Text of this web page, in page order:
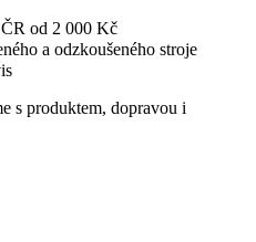
od 2 000 Kč
a odzkoušeného stroje
s produktem, dopravou i